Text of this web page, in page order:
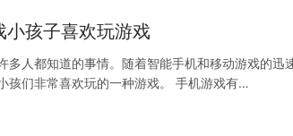
孩子喜欢玩游戏
多人都知道的事情。随着智能手机和移动游戏的
孩们非常喜欢玩的一种游戏。 手机游戏有…